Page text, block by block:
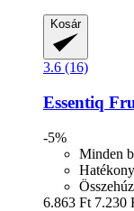
Kosár
3.6 (16)
Essentiq
-5%
Minden
6.863 Ft 7.230